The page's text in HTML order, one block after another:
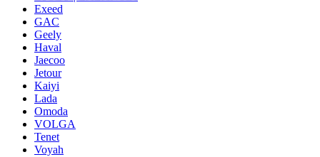
Exeed
GAC
Geely
Haval
Jaecoo
Jetour
Kaiyi
Lada
Omoda
VOLGA
Tenet
Voyah